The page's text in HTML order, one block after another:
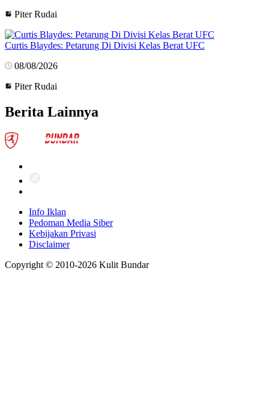
Piter Rudai
Curtis Blaydes: Petarung Di Divisi Kelas Berat UFC
08/08/2026
Piter Rudai
Berita Lainnya
Info Iklan
Pedoman Media Siber
Kebijakan Privasi
Disclaimer
Copyright © 2010-2026 Kulit Bundar